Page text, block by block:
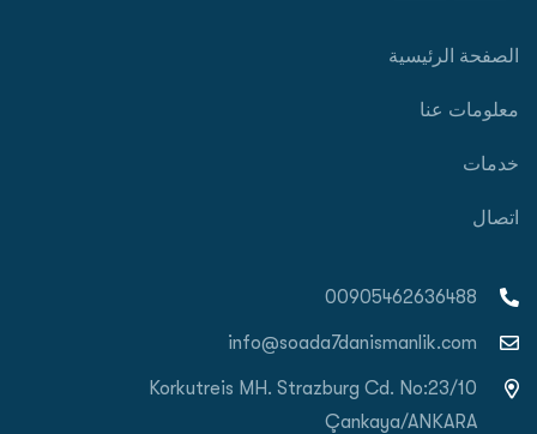
الصفحة الرئيسية
معلومات عنا
خدمات
اتصال
00905462636488
info@soada7danismanlik.com
Korkutreis MH. Strazburg Cd. No:23/10
Çankaya/ANKARA